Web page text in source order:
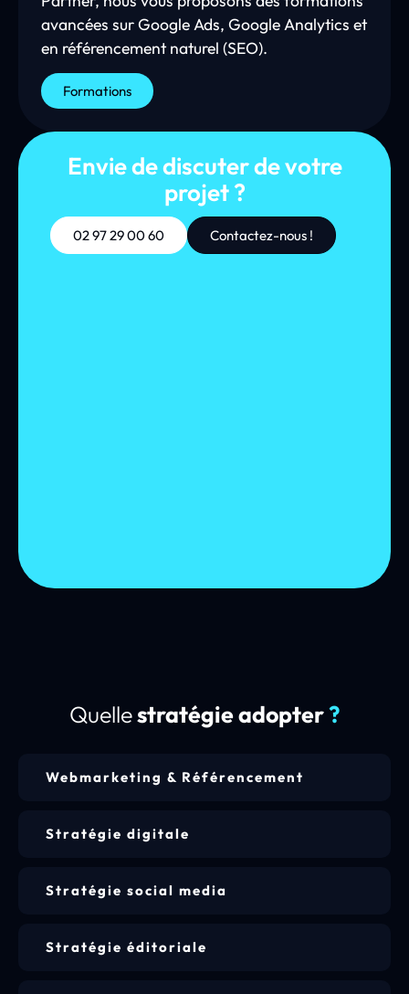
avancées sur Google Ads, Google Analytics et
en référencement naturel (SEO).
Formations
Envie de discuter de votre
projet ?
02 97 29 00 60 Contactez-nous !
Quellestratégie adopter?
Webmarketing & Référencement
Stratégie digitale
Stratégie social media
Stratégie éditoriale